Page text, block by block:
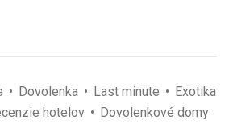
Dovolenka Last minute
Exotika
hotelov Dovolenkové domy